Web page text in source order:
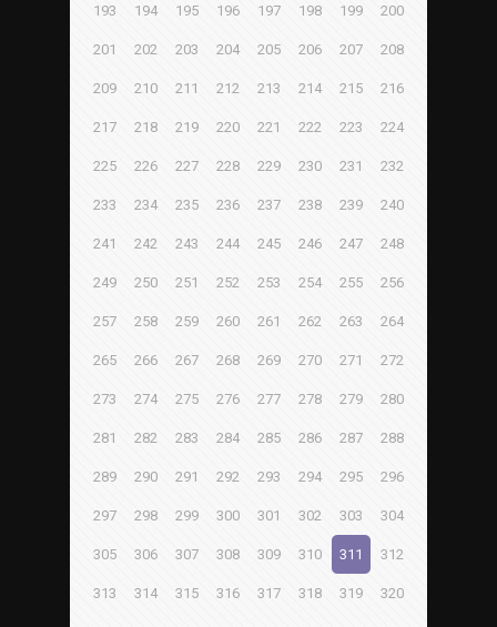
193 194 195 196 197 198 199 200
201 202 203 204 205 206 207 208
209 210 211 212 213 214 215 216
217 218 219 220 221 222 223 224
225 226 227 228 229 230 231 232
233 234 235 236 237 238 239 240
241 242 243 244 245 246 247 248
249 250 251 252 253 254 255 256
257 258 259 260 261 262 263 264
265 266 267 268 269 270 271 272
273 274 275 276 277 278 279 280
281 282 283 284 285 286 287 288
289 290 291 292 293 294 295 296
297 298 299 300 301 302 303 304
305 306 307 308 309 310 311 312
313 314 315 316 317 318 319 320